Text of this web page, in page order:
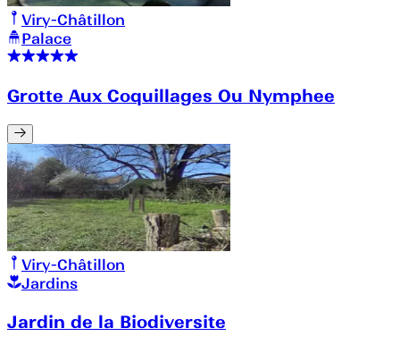
Viry-Châtillon
Palace
Grotte Aux Coquillages Ou Nymphee
Viry-Châtillon
Jardins
Jardin de la Biodiversite